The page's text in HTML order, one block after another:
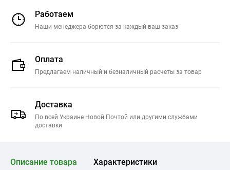
Работаем
Наши менеджера борются за каждый ваш заказ
Оплата
Предлагаем наличный и безналичный расчеты за товар
Доставка
По всей Украине Новой Почтой или другими службами
доставки
Описание товара Характеристики